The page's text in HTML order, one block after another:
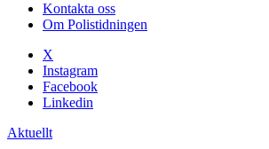
Kontakta oss
Om Polistidningen
X
Instagram
Facebook
Linkedin
Aktuellt